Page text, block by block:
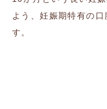
よう、妊娠期特有の
す。